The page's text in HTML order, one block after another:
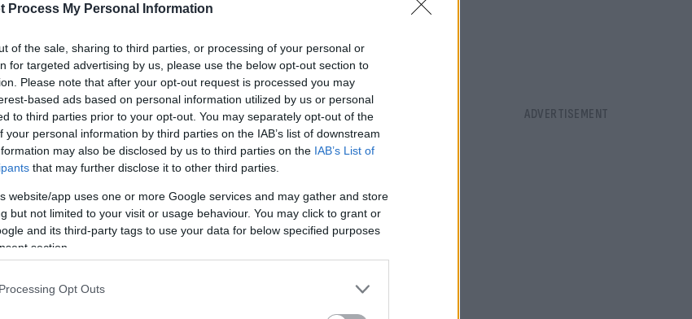
Process My Personal Information
of the sale, sharing to third parties, or processing of your personal or
for targeted advertising by us, please use the below opt-out section to
Please note that after your opt-out request is processed you may
based ads based on personal information utilized by us or personal
to third parties prior to your opt-out. You may separately opt-out of the
your personal information by third parties on the IAB’s list of downstream
may also be disclosed by us to third parties on the IAB’s List of
that may further disclose it to other third parties.
website/app uses one or more Google services and may gather and store
but not limited to your visit or usage behaviour. You may click to grant or
and its third-party tags to use your data for below specified purposes
section.
Opt Outs